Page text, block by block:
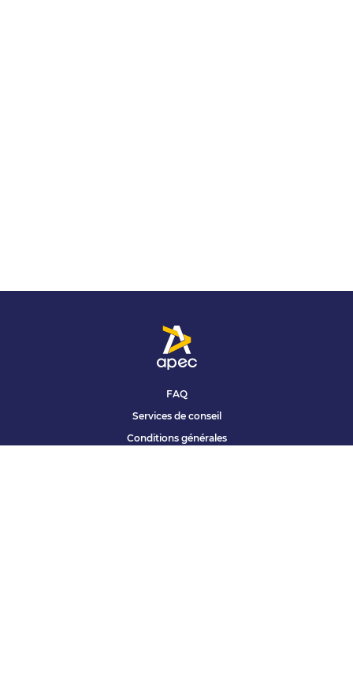
FAQ
Services de conseil
Conditions générales